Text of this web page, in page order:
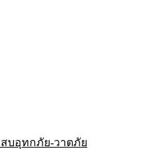
บอุทกภัย-วาตภัย